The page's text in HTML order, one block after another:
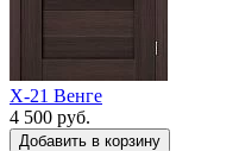
X-21 Венге
4 500 руб.